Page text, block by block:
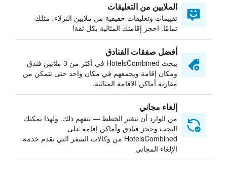
الملايين من التعليقات
تقييمات وتعليقات حقيقية من ملايين النزلاء، مثلك
تمامًا. احجز إقامتك المثالية بكل ثقة!
أفضل صفقات الفنادق
يبحث HotelsCombined في أكثر من 3 ملايين فندق
ومكان إقامة ويجمعهم في مكان واحد حتى تتمكن من
مقارنة أماكن الإقامة المثالية.
إلغاء مجاني
من الوارد أن تتغير الخطط — نتفهم ذلك. ولهذا يمكنك
البحث وحجز فنادق وأماكن إقامة على
HotelsCombined من وكالات السفر التي تقدم خدمة
الإلغاء المجاني